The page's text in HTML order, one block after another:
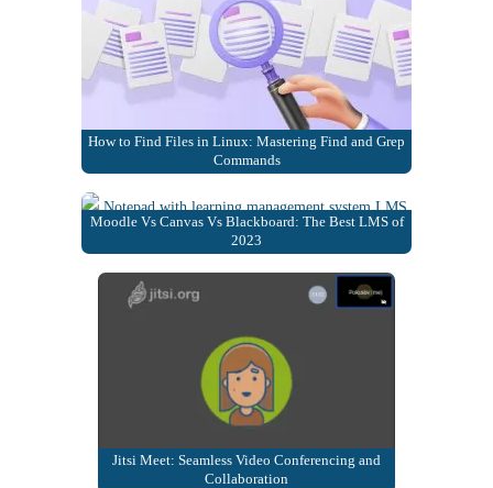
How to Find Files in Linux: Mastering Find and Grep
Commands
Moodle Vs Canvas Vs Blackboard: The Best LMS of
2023
Jitsi Meet: Seamless Video Conferencing and
Collaboration